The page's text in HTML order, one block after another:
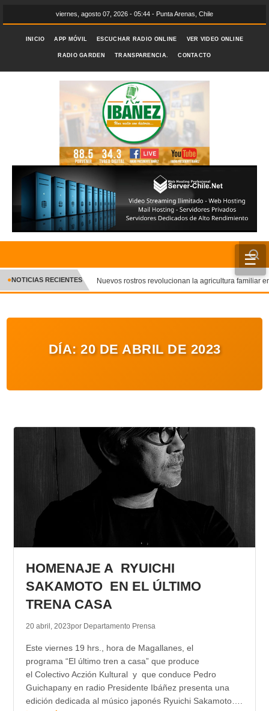
viernes, agosto 07, 2026 - 05:44 - Punta Arenas, Chile
INICIO APP MÓVIL ESCUCHAR RADIO ONLINE VER VIDEO ONLINE
RADIO GARDEN TRANSPARENCIA. CONTACTO
☰
INICIO
CRÓNICA
ENTRETENIMIENTO Y CULTURA
AUDIOS
GALERIA DE FOTOS
NOTICIAS RECIENTES Nuevos rostros revolucionan la agricultura familiar
DÍA: 20 DE ABRIL DE 2023
HOMENAJE A RYUICHI
SAKAMOTO EN EL ÚLTIMO
TRENA CASA
20 abril, 2023por Departamento Prensa
Este viernes 19 hrs., hora de Magallanes, el
programa “El último tren a casa” que produce
el Colectivo Aczión Kultural y que conduce Pedro
Guichapany en radio Presidente Ibáñez presenta una
edición dedicada al músico japonés Ryuichi Sakamoto….